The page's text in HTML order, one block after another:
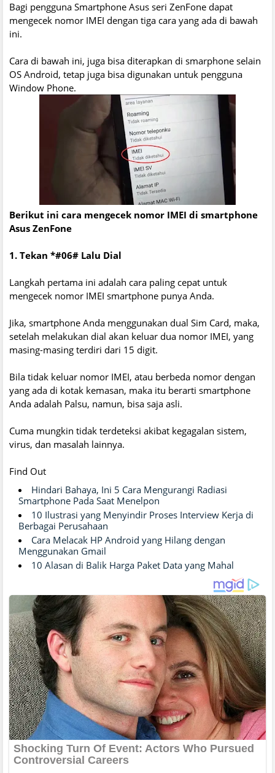
Bagi pengguna Smartphone Asus seri ZenFone dapat
mengecek nomor IMEI dengan tiga cara yang ada di bawah
ini.
Cara di bawah ini, juga bisa diterapkan di smarphone selain
OS Android, tetap juga bisa digunakan untuk pengguna
Window Phone.
Berikut ini cara mengecek nomor IMEI di smartphone
Asus ZenFone
1. Tekan *#06# Lalu Dial
Langkah pertama ini adalah cara paling cepat untuk
mengecek nomor IMEI smartphone punya Anda.
Jika, smartphone Anda menggunakan dual Sim Card, maka,
setelah melakukan dial akan keluar dua nomor IMEI, yang
masing-masing terdiri dari 15 digit.
Bila tidak keluar nomor IMEI, atau berbeda nomor dengan
yang ada di kotak kemasan, maka itu berarti smartphone
Anda adalah Palsu, namun, bisa saja asli.
Cuma mungkin tidak terdeteksi akibat kegagalan sistem,
virus, dan masalah lainnya.
Find Out
Hindari Bahaya, Ini 5 Cara Mengurangi Radiasi
Smartphone Pada Saat Menelpon
10 Ilustrasi yang Menyindir Proses Interview Kerja di
Berbagai Perusahaan
Cara Melacak HP Android yang Hilang dengan
Menggunakan Gmail
10 Alasan di Balik Harga Paket Data yang Mahal